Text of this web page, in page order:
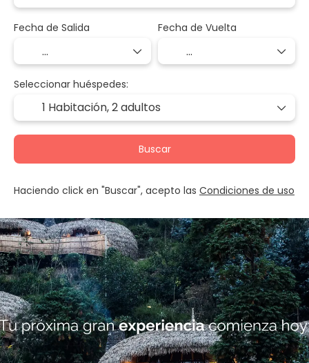
Fecha de Salida Fecha de Vuelta
Seleccionar huéspedes:
1 Habitación,2 adultos
Buscar
Haciendo click en "Buscar", acepto las Condiciones de uso